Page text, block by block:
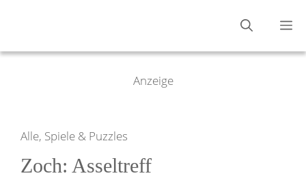
Anzeige
Alle, Spiele & Puzzles
Zoch: Asseltreff